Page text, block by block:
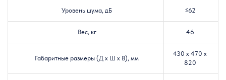
Уровень шума, дБ ≤62
Вес, кг 46
Габаритные размеры (Д х Ш х В), мм
430 х 470 х
820